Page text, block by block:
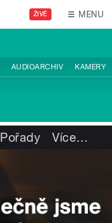
ŽIVĚ MENU
AUDIOARCHIV KAMERY
Pořady Více…